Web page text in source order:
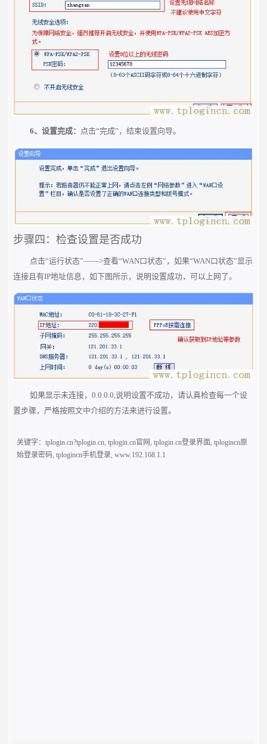
6、设置完成： 点击“完成”，结束设置向导。
步骤四：检查设置是否成功
点击“运行状态”——>查看“WAN口状态”，如果“WAN口状态”显示
连接且有IP地址信息，如下图所示，说明设置成功，可以上网了。
如果显示未连接， 0.0.0.0 ,说明设置不成功，请认真检查每一个设
置步骤，严格按照文中介绍的方法来进行设置。
关键字：tplogin.cn?tplogin.cn ,tplogin.cn官网 ,tplogin.cn登录界面 ,tplogincn原
始登录密码 ,tplogincn手机登录 ,www.192.168.1.1